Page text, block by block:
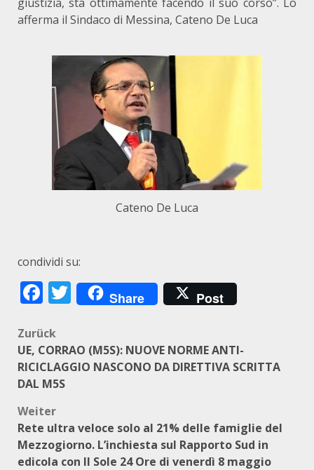
afferma il Sindaco di Messina, Cateno De Luca
Cateno De Luca
condividi su:
Facebook
Twitter
Share Post
Beitragsnavigation
Zurück
UE, CORRAO (M5S): NUOVE NORME ANTI-
RICICLAGGIO NASCONO DA DIRETTIVA SCRITTA
DAL M5S
Weiter
Rete ultra veloce solo al 21% delle famiglie del
Mezzogiorno. L’inchiesta sul Rapporto Sud in
edicola con Il Sole 24 Ore di venerdì 8 maggio